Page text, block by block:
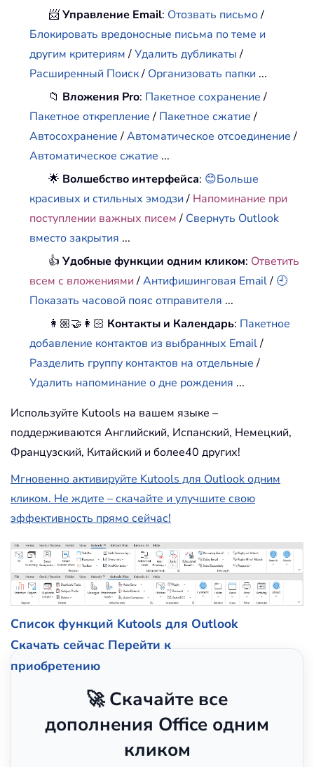
📨Управление Email: Отозвать письмо/
Блокировать вредоносные письма по теме и
другим критериям/Удалить дубликаты/
Расширенный Поиск/ Организовать папки ...
📁 Вложения Pro: Пакетное сохранение/
Пакетное открепление/ Пакетное сжатие/
Автосохранение/Автоматическое отсоединение/
Автоматическое сжатие ...
🌟 Волшебство интерфейса: 😊Больше
красивых и стильных эмодзи/ Напоминание при
поступлении важных писем/ Свернуть Outlook
вместо закрытия ...
👍Удобные функции одним кликом: Ответить
всем с вложениями /Антифишинговая Email/ 🕘
Показать часовой пояс отправителя ...
👩🏼‍🤝‍👩🏻 Контакты и Календарь: Пакетное
добавление контактов из выбранных Email/
Разделить группу контактов на отдельные/
Удалить напоминание о дне рождения ...
Используйте Kutools на вашем языке –
поддерживаются Английский, Испанский, Немецкий,
Французский, Китайский и более40 других!
Мгновенно активируйте Kutools для Outlook одним
кликом. Не ждите – скачайте и улучшите свою
эффективность прямо сейчас!
Список функций Kutools для Outlook
Скачать сейчас Перейти к
приобретению
🚀 Скачайте все
дополнения Office одним
кликом